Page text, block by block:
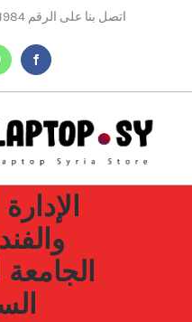
اتصل بنا على الرقم 0968041984
الجامعة